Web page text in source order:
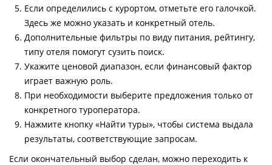
Если определились с курортом, отметьте его галочкой.
Здесь же можно указать и конкретный отель.
Дополнительные фильтры по виду питания, рейтингу,
типу отеля помогут сузить поиск.
Укажите ценовой диапазон, если финансовый фактор
играет важную роль.
При необходимости выберите предложения только от
конкретного туроператора.
Нажмите кнопку «Найти туры», чтобы система выдала
результаты, соответствующие запросам.
Если окончательный выбор сделан, можно переходить к